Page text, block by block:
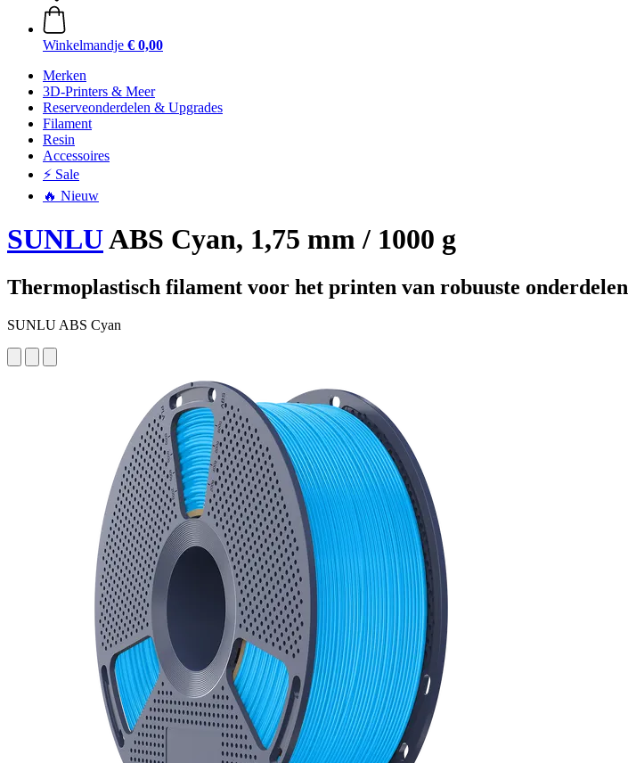
Winkelmandje € 0,00
Merken
3D-Printers & Meer
Reserveonderdelen & Upgrades
Filament
Resin
Accessoires
⚡ Sale
🔥 Nieuw
SUNLUABS Cyan, 1,75 mm / 1000 g
Thermoplastisch filament voor het printen van robuuste onderdelen
SUNLU ABS Cyan